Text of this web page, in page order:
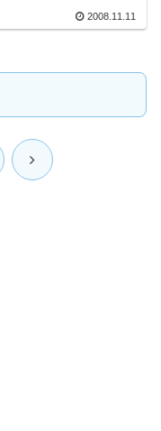
2008.11.11
次